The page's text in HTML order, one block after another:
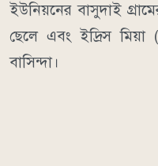
ইউনিয়নের বাসুদাই
ছেলে এবং ইদ্রিস মিয়া
বাসিন্দা।